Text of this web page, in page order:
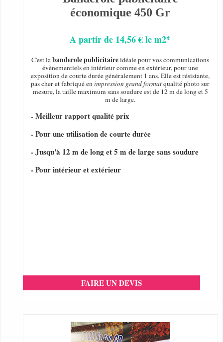
économique 450 Gr
A partir de 14,56 € le m2*
C'est labanderole publicitaireidéale pour vos communications
évènementiels en intérieur comme en extérieur, pour une
exposition de courte durée généralement 1 ans. Elle est résistante,
pas cher et fabriqué enimpression grand formatqualité photo sur
mesure, la taille maximum sans soudure est de 12 m de long et 5
m de large.
- Meilleur rapport qualité prix
- Pour une utilisation de courte durée
- Jusqu'à 12 m de long et 5 m de large sans soudure
- Pour intérieur et extérieur
FAIRE UN DEVIS